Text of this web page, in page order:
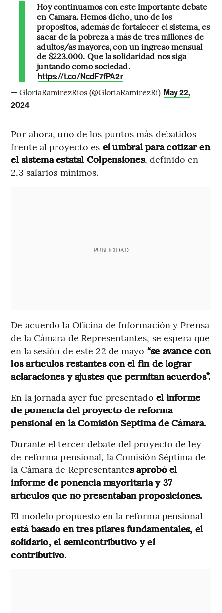
Hoy continuamos con este importante debate
en Cámara. Hemos dicho, uno de los
propósitos, además de fortalecer el sistema, es
sacar de la pobreza a más de tres millones de
adultos/as mayores, con un ingreso mensual
de $223.000. Que la solidaridad nos siga
juntando como sociedad.
https://t.co/NcdF7fPA2r
— GloriaRamirezRios (@GloriaRamirezRi) May 22,
2024
Por ahora, uno de los puntos más debatidos
frente al proyecto es el umbral para cotizar en
el sistema estatal Colpensiones, definido en
2,3 salarios mínimos.
PUBLICIDAD
De acuerdo la Oficina de Información y Prensa
de la Cámara de Representantes, se espera que
en la sesión de este 22 de mayo “se avance con
los artículos restantes con el fin de lograr
aclaraciones y ajustes que permitan acuerdos”.
En la jornada ayer fue presentado el informe
de ponencia del proyecto de reforma
pensional en la Comisión Séptima de Cámara.
Durante el tercer debate del proyecto de ley
de reforma pensional, la Comisión Séptima de
la Cámara de Representantes aprobó el
informe de ponencia mayoritaria y 37
artículos que no presentaban proposiciones.
El modelo propuesto en la reforma pensional
está basado en tres pilares fundamentales, el
solidario, el semicontributivo y el
contributivo.